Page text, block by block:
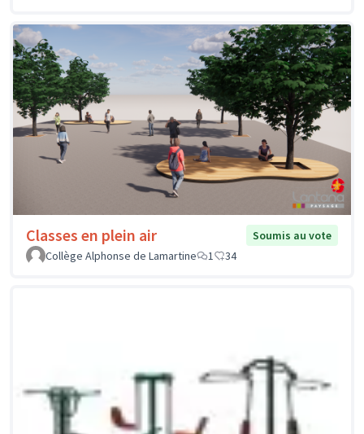
Classes en plein air
Soumis au vote
Collège Alphonse de Lamartine
1 34